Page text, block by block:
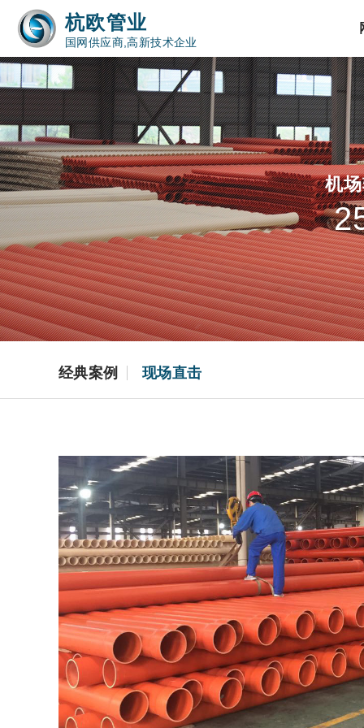
杭欧管业
国网供应商,高新技术企业
机
经典案例 现场直击